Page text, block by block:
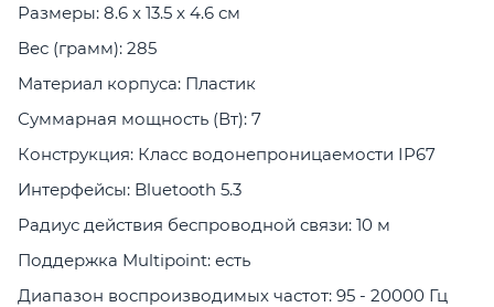
Размеры: 8.6 x 13.5 x 4.6 см
Вес (грамм): 285
Материал корпуса: Пластик
Суммарная мощность (Вт): 7
Конструкция: Класс водонепроницаемости IP67
Интерфейсы: Bluetooth 5.3
Радиус действия беспроводной связи: 10 м
Поддержка Multipoint: есть
Диапазон воспроизводимых частот: 95 - 20000 Гц